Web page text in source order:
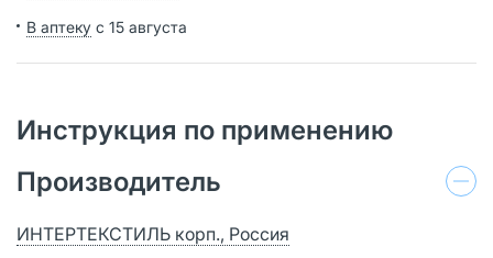
В аптеку с 15 августа
Инструкция по применению
Производитель
ИНТЕРТЕКСТИЛЬ корп., Россия